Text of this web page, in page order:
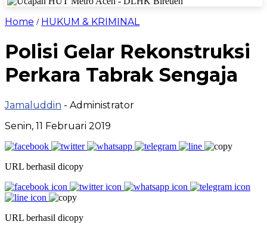
Home / HUKUM & KRIMINAL
Polisi Gelar Rekonstruksi
Perkara Tabrak Sengaja
Jamaluddin - Administrator
Senin, 11 Februari 2019
URL berhasil dicopy
URL berhasil dicopy